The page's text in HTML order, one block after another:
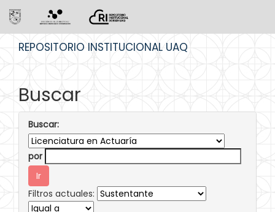
REPOSITORIO INSTITUCIONAL UAQ
Buscar
Buscar:
por
Filtros actuales: